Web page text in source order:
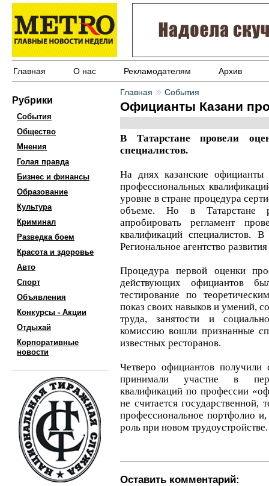
Главная О нас Рекламодателям Архив
Рубрики
События
Общество
Мнения
Голая правда
Бизнес и финансы
Образование
Культура
Криминал
Разведка боем
Красота и здоровье
Авто
Спорт
Объявления
Конкурсы - Акции
Отдыхай
Корпоративные
новости
Главная » События
Официанты Казани
В Татарстане провели
специалистов.
На днях казанские
профессиональных
уровне в стране процедура
объеме. Но в Татарстане
апробировать регламент
квалификаций специалистов.
Региональное агентство
Процедура первой оценки
действующих официантов
тестирование по
показ своих навыков и умений,
труда, занятости и
комиссию вошли признанные
известных ресторанов.
Четверо официантов получили
принимали участие в
квалификаций по профессии
не считается
профессиональное портфолио
роль при новом трудоустройстве.
Оставить комментарий: